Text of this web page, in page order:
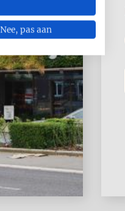
Nee, pas aan